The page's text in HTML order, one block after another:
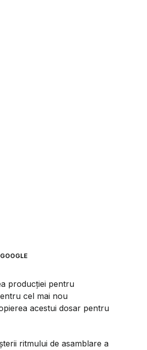
producției pentru
cel mai nou
acestui dosar pentru
ritmului de asamblare a